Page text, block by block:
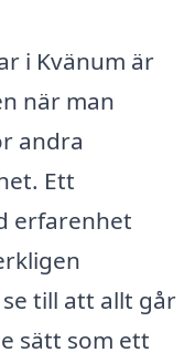
i Kvänum är
när man
andra
Ett
erfarenhet
till att allt går
sätt som ett